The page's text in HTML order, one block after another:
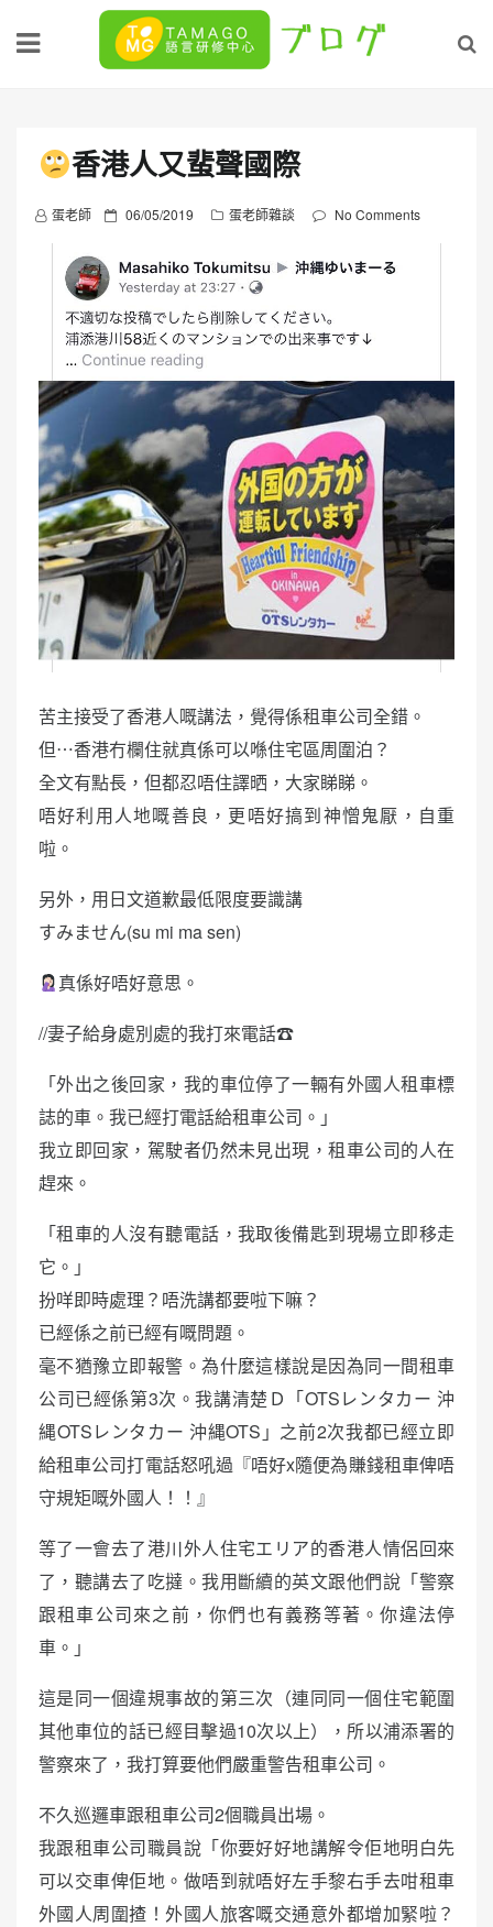
香港人又蜚聲國際
蛋老師
P
s
e
d
o
06/05/2019 蛋老師雜談 No Comments
苦主接受了香港人嘅講法，覺得係租車公司全錯。
但⋯香港冇欄住就真係可以喺住宅區周圍泊？
全文有點長，但都忍唔住譯晒，大家睇睇。
唔好利用人地嘅善良，更唔好搞到神憎鬼厭，自重
啦。
另外，用日文道歉最低限度要識講
すみません(su mi ma sen)
真係好唔好意思。
//妻子給身處別處的我打來電話☎︎
「外出之後回家，我的車位停了一輛有外國人租車標
誌的車。我已經打電話給租車公司。」
我立即回家，駕駛者仍然未見出現，租車公司的人在
趕來。
「租車的人沒有聽電話，我取後備匙到現場立即移走
它。」
扮咩即時處理？唔洗講都要啦下嘛？
已經係之前已經有嘅問題。
毫不猶豫立即報警。為什麼這樣說是因為同一間租車
公司已經係第3次。我講清楚Ｄ「OTSレンタカー 沖
縄OTSレンタカー 沖縄OTS」之前2次我都已經立即
給租車公司打電話怒吼過『唔好x隨便為賺錢租車俾唔
守規矩嘅外國人！！』
等了一會去了港川外人住宅エリア的香港人情侶回來
了，聽講去了吃撻。我用斷續的英文跟他們說「警察
跟租車公司來之前，你們也有義務等著。你違法停
車。」
這是同一個違規事故的第三次（連同同一個住宅範圍
其他車位的話已經目擊過10次以上），所以浦添署的
警察來了，我打算要他們嚴重警告租車公司。
不久巡邏車跟租車公司2個職員出場。
我跟租車公司職員說「你要好好地講解令佢地明白先
可以交車俾佢地。做唔到就唔好左手黎右手去咁租車
外國人周圍揸！外國人旅客嘅交通意外都增加緊啦？